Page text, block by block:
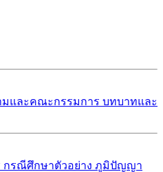
มและคณะกรรมการ บทบาทและ
กรณีศึกษาตัวอย่าง ภูมิปัญญา